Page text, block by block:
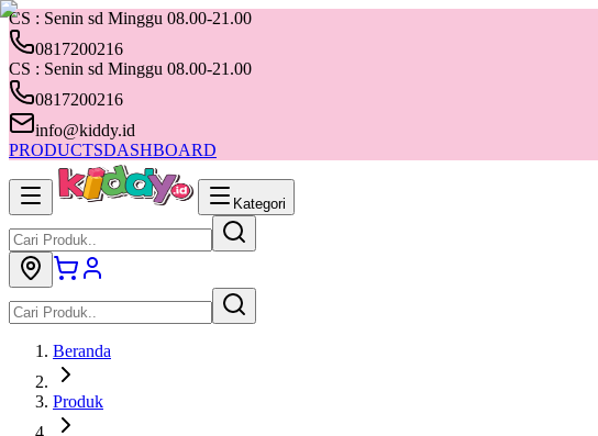
CS : Senin sd Minggu 08.00-21.00
0817200216
CS : Senin sd Minggu 08.00-21.00
0817200216
info@kiddy.id
PRODUCTSDASHBOARD
Kategori
Beranda
Produk